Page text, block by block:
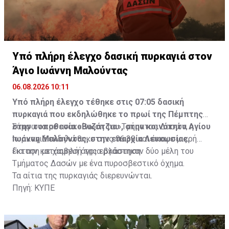
Υπό πλήρη έλεγχο δασική πυρκαγιά στον
Άγιο Ιωάννη Μαλούντας
06.08.2026 10:11
Υπό πλήρη έλεγχο τέθηκε στις 07:05 δασική
πυρκαγιά που εκδηλώθηκε το πρωί της Πέμπτης
στην τοποθεσία «Βυζάτζια», στην κοινότητα Αγίου
Ιωάννη Μαλούντας, στην επαρχία Λευκωσίας.
Σύμφωνα με ανακοίνωση του Τμήματος Δασών, η
πυρκαγιά εκδηλώθηκε στις 06:30 και έκαψε μικρή
έκταση με χαμηλή άγρια βλάστηση.
Για την κατάσβεσή της εργάστηκαν δύο μέλη του
Τμήματος Δασών με ένα πυροσβεστικό όχημα.
Τα αίτια της πυρκαγιάς διερευνώνται.
Πηγή: ΚΥΠΕ